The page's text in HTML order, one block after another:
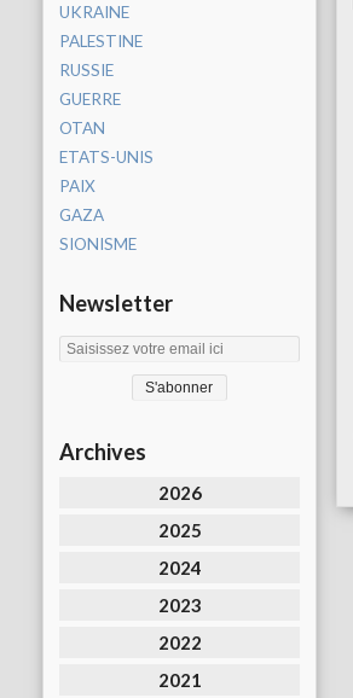
UKRAINE
PALESTINE
RUSSIE
GUERRE
OTAN
ETATS-UNIS
PAIX
GAZA
SIONISME
Newsletter
Archives
2026
2025
2024
2023
2022
2021